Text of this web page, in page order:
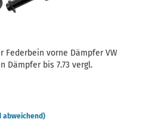
vorne Dämpfer VW
Dämpfer bis 7.73 vergl.
abweichend)